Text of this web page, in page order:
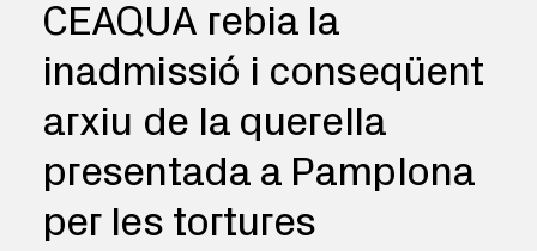
CEAQUA rebia la
inadmissió i conseqüent
arxiu de la querella
presentada a Pamplona
per les tortures